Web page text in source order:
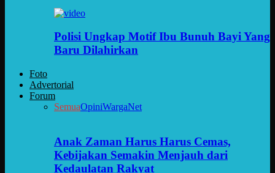
Polisi Ungkap Motif Ibu Bunuh Bayi Yang
Baru Dilahirkan
Foto
Advertorial
Forum
SemuaOpiniWargaNet
Anak Zaman Harus Harus Cemas,
Kebijakan Semakin Menjauh dari
Kedaulatan Rakyat